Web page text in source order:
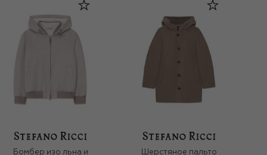
Бомбер изо льна и Шерстяное пальто